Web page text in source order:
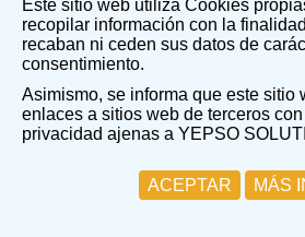
Fin: 21.00h.
OBJETIVO:
Sensibilizar a las personas
salidas profesionales y de prácticas
ofrece a la ciudadanía y dar las
DESTINATARIOS:
Este sitio web utiliza Cookies
recopilar información con la
recaban ni ceden sus datos de
consentimiento.
Asimismo, se informa que este sitio
enlaces a sitios web de terceros
privacidad ajenas a YEPSO
ACEPTAR MÁS